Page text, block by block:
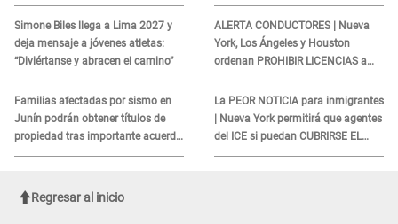
Simone Biles llega a Lima 2027 y
deja mensaje a jóvenes atletas:
“Diviértanse y abracen el camino”
Familias afectadas por sismo en
Junín podrán obtener títulos de
propiedad tras importante acuerdo
de Cofopri
ALERTA CONDUCTORES | Nueva
York, Los Ángeles y Houston
ordenan PROHIBIR LICENCIAS a
quienes no presenten ESTE
DOCUMENTO
La PEOR NOTICIA para inmigrantes
| Nueva York permitirá que agentes
del ICE si puedan CUBRIRSE EL
ROSTRO
Regresar al inicio